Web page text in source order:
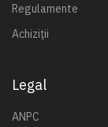
Regulamente
Achiziții
Legal
ANPC